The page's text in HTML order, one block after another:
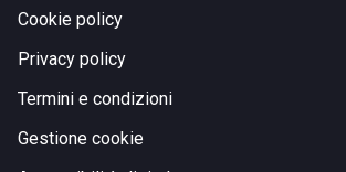
Cookie policy
Privacy policy
Termini e condizioni
Gestione cookie